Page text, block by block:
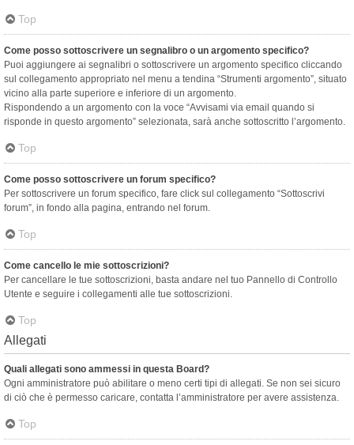
Top
Come posso sottoscrivere un segnalibro o un argomento specifico?
Puoi aggiungere ai segnalibri o sottoscrivere un argomento specifico cliccando
sul collegamento appropriato nel menu a tendina “Strumenti argomento”, situato
vicino alla parte superiore e inferiore di un argomento.
Rispondendo a un argomento con la voce “Avvisami via email quando si
risponde in questo argomento” selezionata, sarà anche sottoscritto l’argomento.
Top
Come posso sottoscrivere un forum specifico?
Per sottoscrivere un forum specifico, fare click sul collegamento “Sottoscrivi
forum”, in fondo alla pagina, entrando nel forum.
Top
Come cancello le mie sottoscrizioni?
Per cancellare le tue sottoscrizioni, basta andare nel tuo Pannello di Controllo
Utente e seguire i collegamenti alle tue sottoscrizioni.
Top
Allegati
Quali allegati sono ammessi in questa Board?
Ogni amministratore può abilitare o meno certi tipi di allegati. Se non sei sicuro
di ciò che è permesso caricare, contatta l’amministratore per avere assistenza.
Top